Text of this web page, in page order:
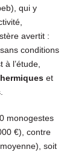
qui y
avertit :
conditions
à l’étude,
et
monogestes
€), contre
soit